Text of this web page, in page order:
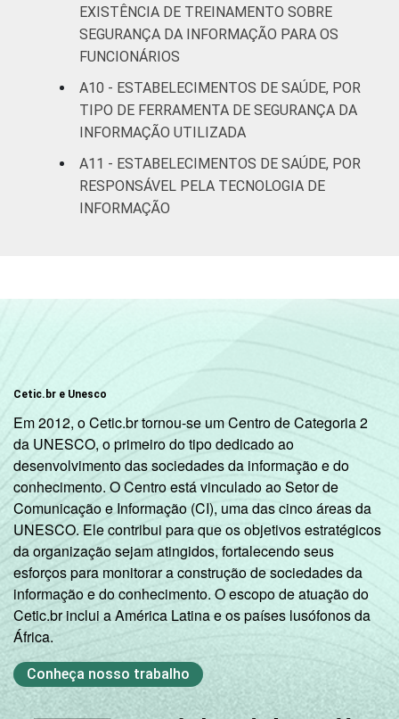
EXISTÊNCIA DE TREINAMENTO SOBRE
SEGURANÇA DA INFORMAÇÃO PARA OS
FUNCIONÁRIOS
A10 - ESTABELECIMENTOS DE SAÚDE, POR
TIPO DE FERRAMENTA DE SEGURANÇA DA
INFORMAÇÃO UTILIZADA
A11 - ESTABELECIMENTOS DE SAÚDE, POR
RESPONSÁVEL PELA TECNOLOGIA DE
INFORMAÇÃO
Cetic.br e Unesco
Em 2012, o Cetic.br tornou-se um Centro de Categoria 2
da UNESCO, o primeiro do tipo dedicado ao
desenvolvimento das sociedades da informação e do
conhecimento. O Centro está vinculado ao Setor de
Comunicação e Informação (CI), uma das cinco áreas da
UNESCO. Ele contribui para que os objetivos estratégicos
da organização sejam atingidos, fortalecendo seus
esforços para monitorar a construção de sociedades da
informação e do conhecimento. O escopo de atuação do
Cetic.br inclui a América Latina e os países lusófonos da
África.
Conheça nosso trabalho